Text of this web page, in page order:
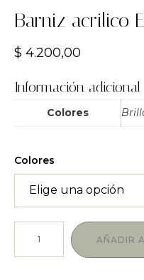
Barniz acrilico
$ 4.200,00
Información adicional
Colores
Colores
AÑADIR